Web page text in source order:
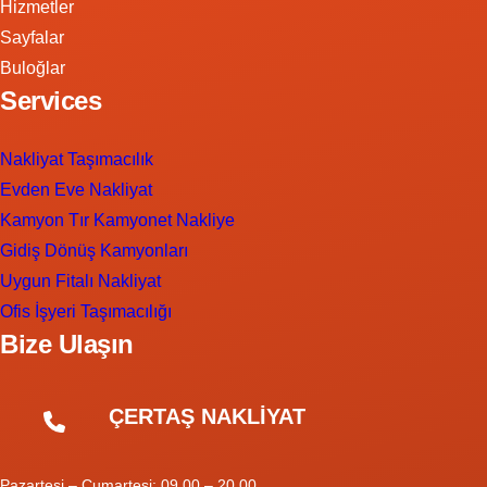
Hizmetler
Sayfalar
Buloğlar
Services
Nakliyat Taşımacılık
Evden Eve Nakliyat
Kamyon Tır Kamyonet Nakliye
Gidiş Dönüş Kamyonları
Uygun Fitalı Nakliyat
Ofis İşyeri Taşımacılığı
Bize Ulaşın
ÇERTAŞ NAKLİYAT